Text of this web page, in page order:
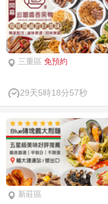
三重區 免預約
29天5時18分56秒
新莊區